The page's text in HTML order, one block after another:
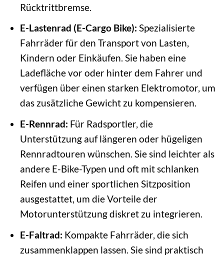
Rücktrittbremse.
E-Lastenrad (E-Cargo Bike): Spezialisierte
Fahrräder für den Transport von Lasten,
Kindern oder Einkäufen. Sie haben eine
Ladefläche vor oder hinter dem Fahrer und
verfügen über einen starken Elektromotor, um
das zusätzliche Gewicht zu kompensieren.
E-Rennrad: Für Radsportler, die
Unterstützung auf längeren oder hügeligen
Rennradtouren wünschen. Sie sind leichter als
andere E-Bike-Typen und oft mit schlanken
Reifen und einer sportlichen Sitzposition
ausgestattet, um die Vorteile der
Motorunterstützung diskret zu integrieren.
E-Faltrad: Kompakte Fahrräder, die sich
zusammenklappen lassen. Sie sind praktisch